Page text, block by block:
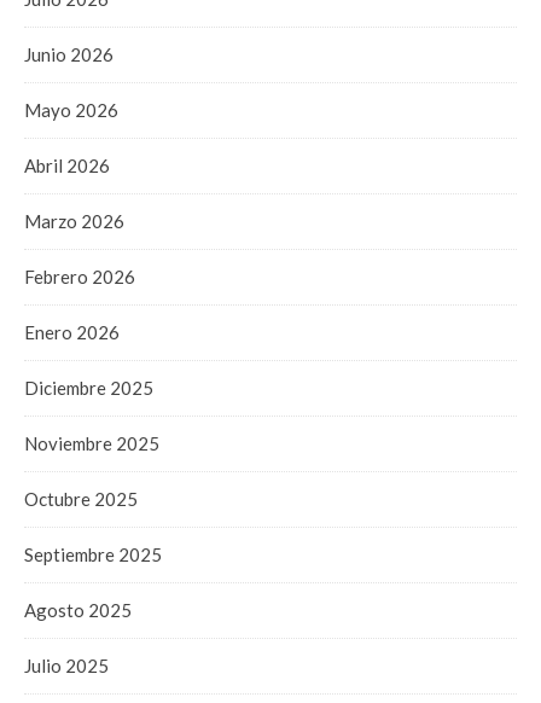
Junio 2026
Mayo 2026
Abril 2026
Marzo 2026
Febrero 2026
Enero 2026
Diciembre 2025
Noviembre 2025
Octubre 2025
Septiembre 2025
Agosto 2025
Julio 2025